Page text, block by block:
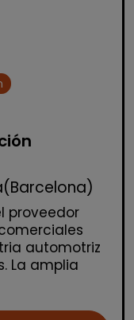
proveedor
automotriz
La amplia